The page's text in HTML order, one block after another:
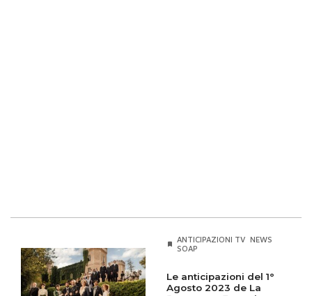
ANTICIPAZIONI TV NEWS
SOAP
Le anticipazioni del 1°
Agosto 2023 de La